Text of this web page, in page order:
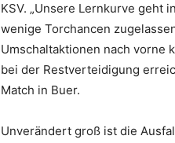
KSV. „Unsere Lernkurve geht
wenige Torchancen
Umschaltaktionen nach vorne
bei der Restverteidigung
Match in Buer.
Unverändert groß ist die